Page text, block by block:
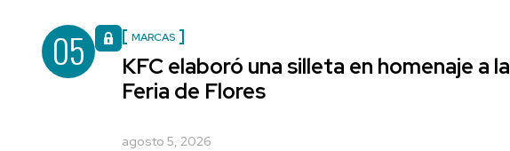
05 MARCAS
KFC elaboró una silleta en homenaje a la
Feria de Flores
agosto 5, 2026